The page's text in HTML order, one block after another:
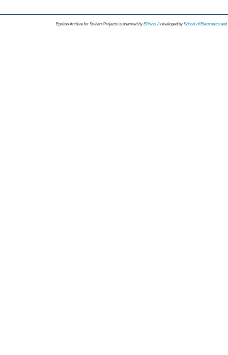
Epsilon Archive for Student Projects is powored byEPrints 3 developed by School of Electronics